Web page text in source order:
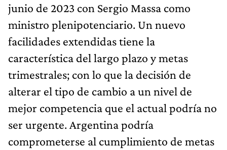
junio de 2023 con Sergio Massa como
ministro plenipotenciario. Un nuevo
facilidades extendidas tiene la
característica del largo plazo y metas
trimestrales; con lo que la decisión de
alterar el tipo de cambio a un nivel de
mejor competencia que el actual podría no
ser urgente. Argentina podría
comprometerse al cumplimiento de metas